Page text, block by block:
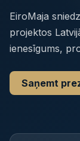
EiroMaja
projektos
ienesīgums,
Saņemt